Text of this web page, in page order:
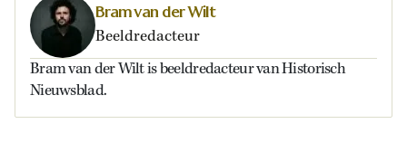
Bram van der Wilt
Beeldredacteur
Bram van der Wilt is beeldredacteur van Historisch
Nieuwsblad.